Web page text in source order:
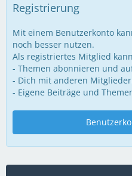
Registrierung
Mit einem Benutzerkonto
noch besser nutzen.
Als registriertes Mitglied
- Themen abonnieren und
- Dich mit anderen
- Eigene Beiträge und